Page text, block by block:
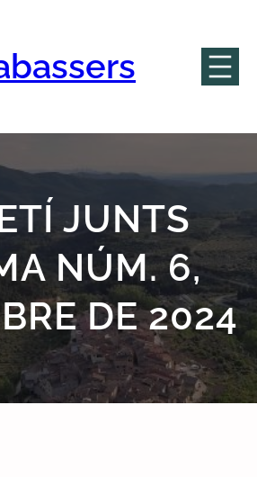
JUNTS
NÚM. 6,
DE 2024